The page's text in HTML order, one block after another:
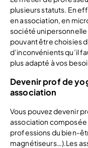
plusieurs statuts. En
en association, en
société unipersonnelle
pouvant être choisies
d’inconvénients qu’il
plus adapté à vos
Devenir prof de
association
Vous pouvez devenir
association composée
professions du bien-
magnétiseurs…).Les